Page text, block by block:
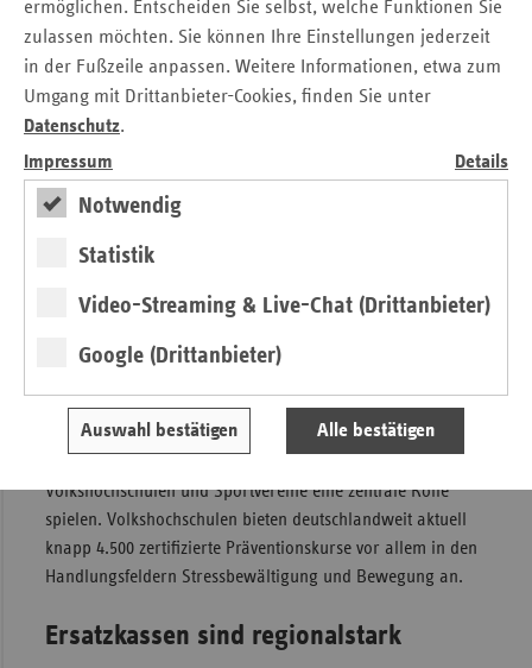
ermöglichen. Entscheiden Sie selbst, welche Funktionen Sie
zulassen möchten. Sie können Ihre Einstellungen jederzeit
in der Fußzeile anpassen. Weitere Informationen, etwa zum
Umgang mit Drittanbieter-Cookies, finden Sie unter
Datenschutz.
Impressum
Details
Notwendig
Statistik
Video-Streaming & Live-Chat (Drittanbieter)
Google (Drittanbieter)
Auswahl bestätigen Alle bestätigen
und flächendeckende Check-ups zweckentfremdet werden.
Die gesetzlichen Krankenkassen haben gemeinsam mit
ihren Partnern eine Fülle von qualitätsgesicherten
Angeboten für ein gesünderes Leben entwickelt, die von
den Versicherten gut angenommen werden. Es ist der
falsche Ansatz, diese bewährten gesundheitsfördernden
Strukturen in vielen Lebensbereichen wie Schulen, Kitas,
Vereinen und Volkshochschulen zu gefährden. Die nun
durch das GHG geplante Verschiebung von Beitragsmitteln
wissenschaftlich belegten kurativen Maßnahmen geht in die
Krankenkassen einheitlich Präventionskurse in ganz
Deutschland – vor Ort und online. Diese Kurse werden von
Volkshochschulen und Sportvereine eine zentrale Rolle
spielen. Volkshochschulen bieten deutschlandweit aktuell
knapp 4.500 zertifizierte Präventionskurse vor allem in den
Handlungsfeldern Stressbewältigung und Bewegung an.
Ersatzkassen sind regionalstark